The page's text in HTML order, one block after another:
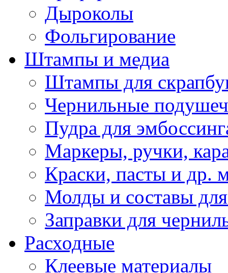
Дыроколы
Фольгирование
Штампы и медиа
Штампы для
Чернильные
Пудра для
Маркеры, ручки,
Краски, пасты и др.
Молды и составы
Заправки для
Расходные
Клеевые материалы